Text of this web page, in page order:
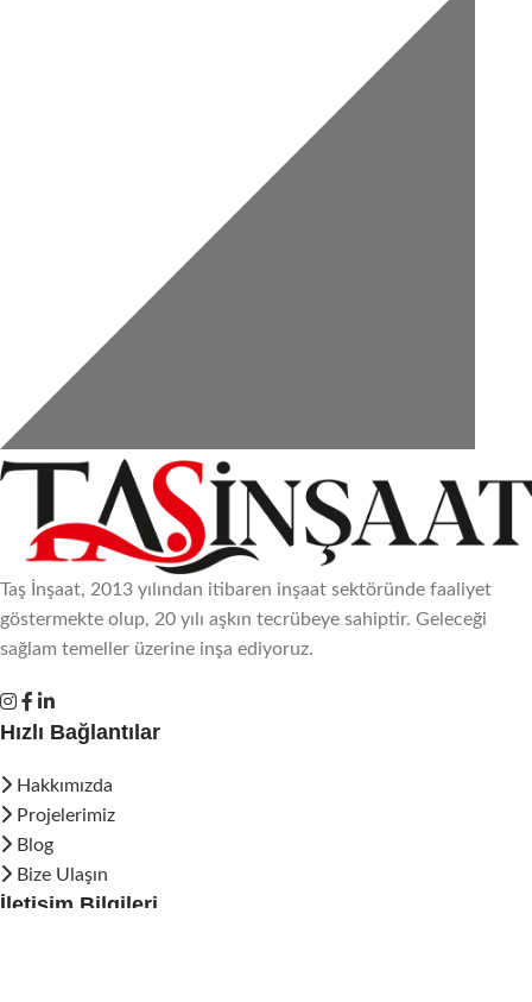
Taş İnşaat, 2013 yılından itibaren inşaat sektöründe faaliyet
göstermekte olup, 20 yılı aşkın tecrübeye sahiptir. Geleceği
sağlam temeller üzerine inşa ediyoruz.
Hızlı Bağlantılar
Hakkımızda
Projelerimiz
Blog
Bize Ulaşın
İletişim Bilgileri